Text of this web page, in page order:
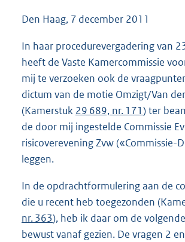
Den Haag, 7 december 2011
In haar procedurevergadering van
heeft de Vaste Kamercommissie
mij te verzoeken ook de
dictum van de motie Omzigt/Van
(Kamerstuk 29 689, nr. 171) ter
de door mij ingestelde Commissie
risicoverevening Zvw («Commissie-
leggen.
In de opdrachtformulering aan de
die u recent heb toegezonden
nr. 363), heb ik daar om de
bewust vanaf gezien. De vragen 2